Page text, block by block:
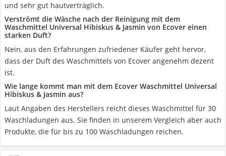
und sehr gut hautverträglich.
Verströmt die Wäsche nach der Reinigung mit dem
Waschmittel Universal Hibiskus & Jasmin von Ecover einen
starken Duft?
Nein, aus den Erfahrungen zufriedener Käufer geht hervor,
dass der Duft des Waschmittels von Ecover angenehm dezent
ist.
Wie lange kommt man mit dem Ecover Waschmittel Universal
Hibiskus & Jasmin aus?
Laut Angaben des Herstellers reicht dieses Waschmittel für 30
Waschladungen aus. Sie finden in unserem Vergleich aber auch
Produkte, die für bis zu 100 Waschladungen reichen.